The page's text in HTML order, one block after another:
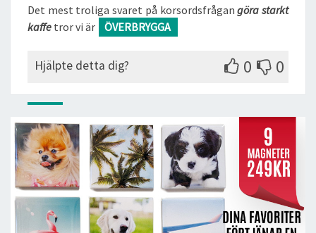
Det mest troliga svaret på korsordsfrågangöra starkt
kaffe tror vi är ÖVERBRYGGA
Hjälpte detta dig? 0 0